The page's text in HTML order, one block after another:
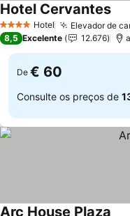
4 EstrelasHotel Elevador de
Hotel CervantesVer
8,5 Excelente 12.676
De € 60
Consulte os preços de
Arc House Plaza